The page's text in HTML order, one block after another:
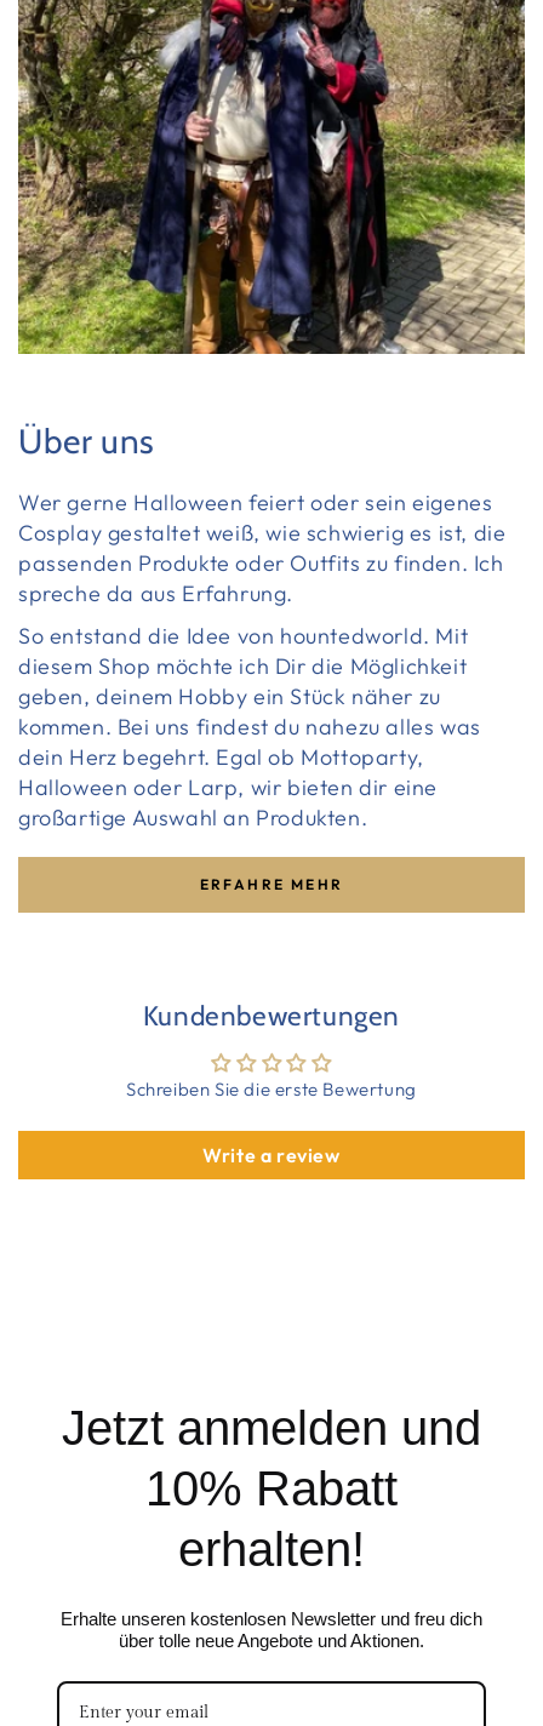
Über uns
Wer gerne Halloween feiert oder sein eigenes
Cosplay gestaltet weiß, wie schwierig es ist, die
passenden Produkte oder Outfits zu finden. Ich
spreche da aus Erfahrung.
So entstand die Idee von hountedworld. Mit
diesem Shop möchte ich Dir die Möglichkeit
geben, deinem Hobby ein Stück näher zu
kommen. Bei uns findest du nahezu alles was
dein Herz begehrt. Egal ob Mottoparty,
Halloween oder Larp, wir bieten dir eine
großartige Auswahl an Produkten.
ERFAHRE MEHR
Kundenbewertungen
Schreiben Sie die erste Bewertung
Write a review
Jetzt anmelden und
10% Rabatt
erhalten!
Erhalte unseren kostenlosen Newsletter und freu dich
über tolle neue Angebote und Aktionen.